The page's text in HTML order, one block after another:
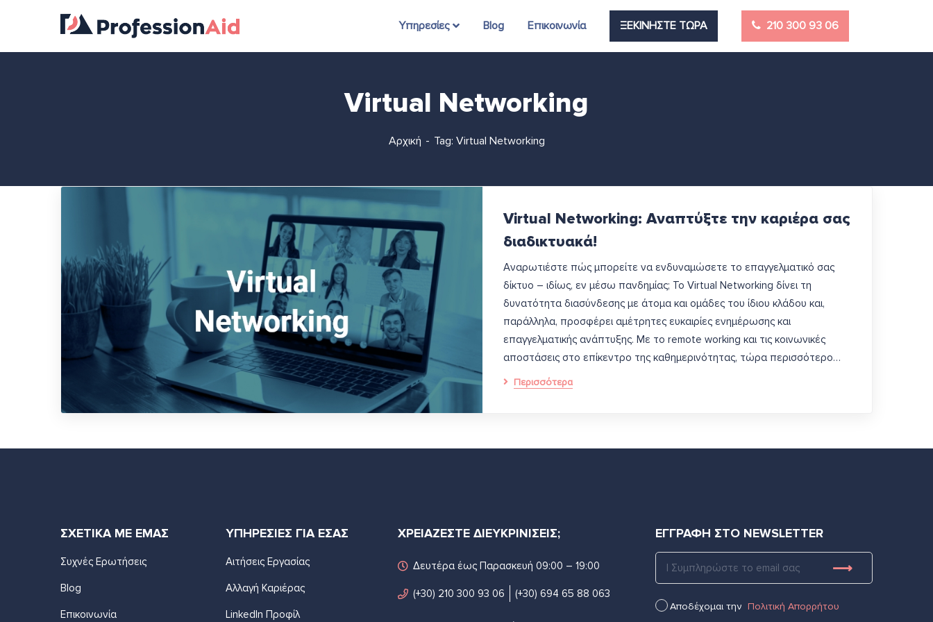
Υπηρεσίες Blog Επικοινωνία ΞΕΚΙΝΗΣΤΕ ΤΩΡΑ 210 300 93 06
Virtual Networking
Αρχική Tag: Virtual Networking
Virtual Networking: Αναπτύξτε την καριέρα σας
διαδικτυακά!
Αναρωτιέστε πώς μπορείτε να ενδυναμώσετε το επαγγελματικό σας
δίκτυο – ιδίως, εν μέσω πανδημίας; Το Virtual Networking δίνει τη
δυνατότητα διασύνδεσης με άτομα και ομάδες του ίδιου κλάδου και,
παράλληλα, προσφέρει αμέτρητες ευκαιρίες ενημέρωσης και
επαγγελματικής ανάπτυξης. Με το remote working και τις κοινωνικές
αποστάσεις στο επίκεντρο της καθημερινότητας, τώρα περισσότερο…
Περισσότερα
ΣΧΕΤΙΚΑ ΜΕ ΕΜΑΣ
Συχνές Ερωτήσεις
Blog
Επικοινωνία
ΥΠΗΡΕΣΙΕΣ ΓΙΑ ΕΣΑΣ
Αιτήσεις Εργασίας
Αλλαγή Καριέρας
LinkedIn Προφίλ
ΧΡΕΙΑΖΕΣΤΕ ΔΙΕΥΚΡΙΝΙΣΕΙΣ;
Δευτέρα έως Παρασκευή 09:00 – 19:00
(+30) 210 300 93 06 (+30) 694 65 88 063
ΕΓΓΡΑΦΗ ΣΤΟ NEWSLETTER
Αποδέχομαι την Πολιτική Απορρήτου